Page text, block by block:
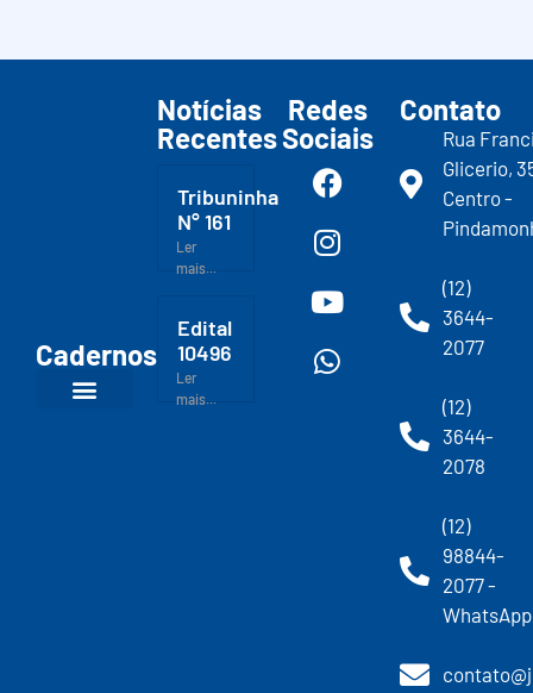
Cadernos
Notícias
Recentes
Tribuninha
N° 161
Ler
mais...
Edital
10496
Ler
mais...
Redes
Sociais
Contato
Rua
Glicerio,
Centro -
(12)
3644-
2077
(12)
3644-
2078
(12)
98844-
2077 -
WhatsApp